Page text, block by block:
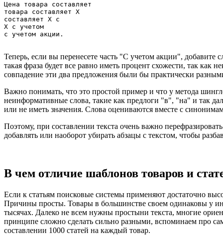
Цена товара составляет
товара составляет Х
составляет Х с
Х с учетом
Теперь, если вы перенесете часть "С учетом акции", добавите
такая фраза будет все равно иметь процент схожести, так
совпадение эти два предложения были бы практически
Важно понимать, что это простой пример и что у метода
неинформативные слова, такие как предлоги "в", "на" и так
или не иметь значения. Слова оцениваются вместе с
Поэтому, при составлении текста очень важно
добавлять или наоборот убирать абзацы с текстом, чтобы
В чем отличие шаблонов товаров и
Если к статьям поисковые системы применяют достаточно
Причины просты. Товары в большинстве своем одинаковы у
тысячах. Далеко не всем нужны простыни текста, многие
принципе сложно сделать сильно разными, вспоминаем про
составлении 1000 статей на каждый товар.